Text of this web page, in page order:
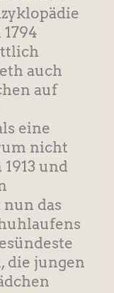
auch
auf
eine
nicht
und
das
die jungen